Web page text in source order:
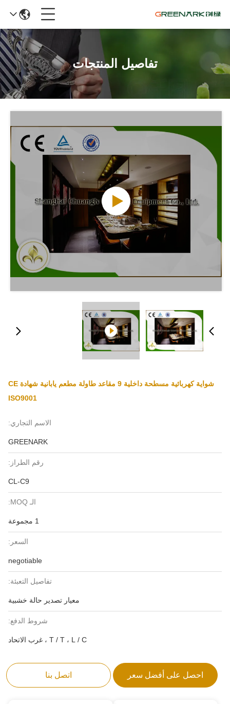
تفاصيل المنتجات
شواية كهربائية مسطحة داخلية 9 مقاعد طاولة مطعم يابانية شهادة CE
ISO9001
الاسم التجاري:
GREENARK
رقم الطراز:
CL-C9
الـ MOQ:
1 مجموعة
السعر:
negotiable
تفاصيل التعبئة:
معيار تصدير حالة خشبية
شروط الدفع:
T / T ، L / C ، غرب الاتحاد
احصل على أفضل سعر اتصل بنا